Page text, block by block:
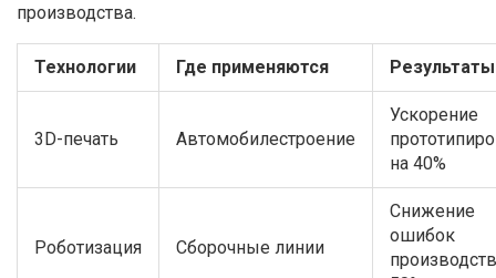
производства.
Технологии Где применяются Результаты
3D-печать Автомобилестроение
Ускорение
на 40%
Роботизация Сборочные линии
Снижение
ошибок